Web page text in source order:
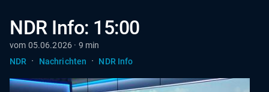
NDR Info: 15:00
vom 05.06.2026 · 9 min
NDR
· Nachrichten · NDR Info